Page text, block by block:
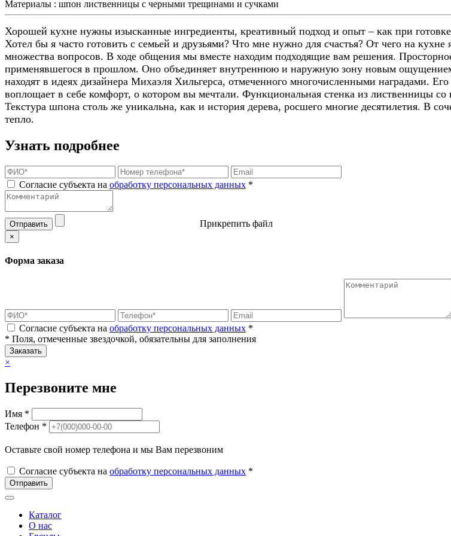
Материалы : шпон лиственницы с черными трещинами и сучками
Хорошей кухне нужны изысканные ингредиенты, креативный подход и опыт – как при
Хотел бы я часто готовить с семьей и друзьями? Что мне нужно для счастья? От чего на
множества вопросов. В ходе общения мы вместе находим подходящие вам решения.
применявшегося в прошлом. Оно объединяет внутреннюю и наружную зону новым
находят в идеях дизайнера Михаэля Хильгерса, отмеченного многочисленными наградами.
воплощает в себе комфорт, о котором вы мечтали. Функциональная стенка из лиственницы
Текстура шпона столь же уникальна, как и история дерева, росшего многие десятилетия. В
тепло.
Узнать подробнее
Согласие субъекта на обработку персональных данных *
Отправить Прикрепить файл
×
Форма заказа
Согласие субъекта на обработку персональных данных *
* Поля, отмеченные звездочкой, обязательны для заполнения
Заказать
×
Перезвоните мне
Имя *
Телефон *
Оставьте свой номер телефона и мы Вам перезвоним
Согласие субъекта на обработку персональных данных *
Отправить
Каталог
О нас